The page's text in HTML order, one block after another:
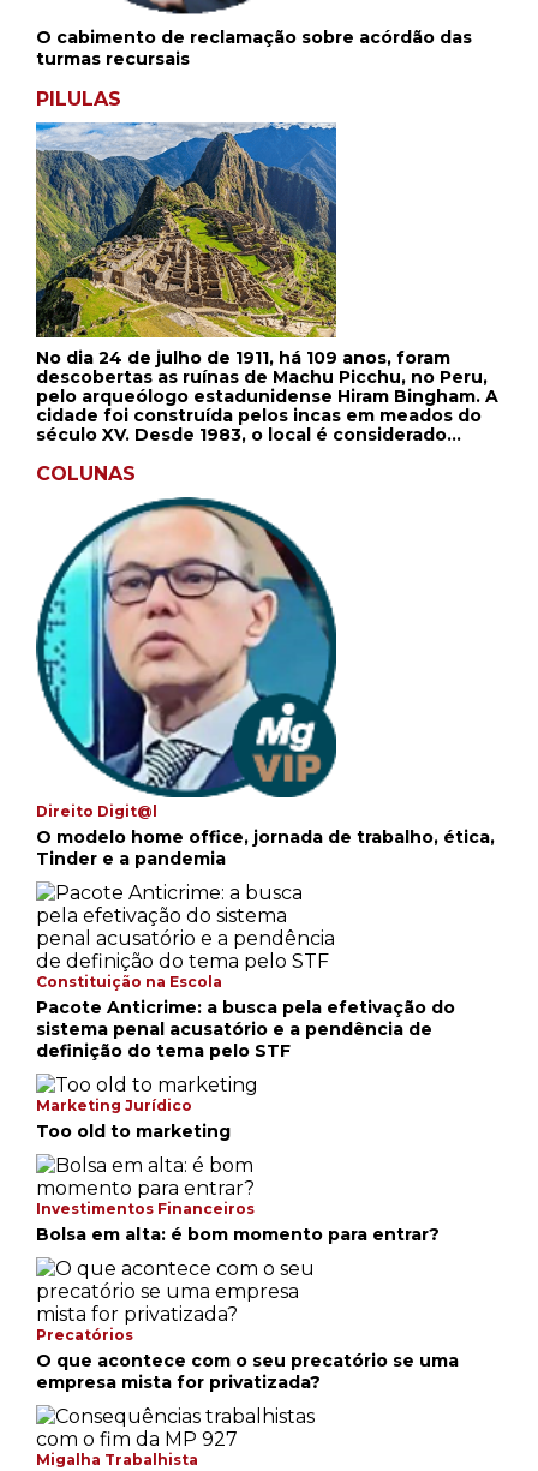
O cabimento de reclamação sobre acórdão das
turmas recursais
PILULAS
No dia 24 de julho de 1911, há 109 anos, foram
descobertas as ruínas de Machu Picchu, no Peru,
pelo arqueólogo estadunidense Hiram Bingham. A
cidade foi construída pelos incas em meados do
século XV. Desde 1983, o local é considerado
Machu Picchu foi eleita uma das novas maravilhas
COLUNAS
Direito Digit@l
O modelo home office, jornada de trabalho, ética,
Tinder e a pandemia
Constituição na Escola
Pacote Anticrime: a busca pela efetivação do
sistema penal acusatório e a pendência de
definição do tema pelo STF
Marketing Jurídico
Too old to marketing
Investimentos Financeiros
Bolsa em alta: é bom momento para entrar?
Precatórios
O que acontece com o seu precatório se uma
empresa mista for privatizada?
Migalha Trabalhista